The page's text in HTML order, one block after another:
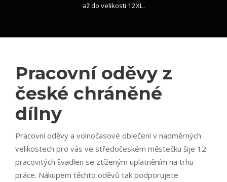
až do velikosti 12XL.
Pracovní oděvy z
české chráněné
dílny
Pracovní oděvy a volnočasové oblečení v nadměrných
velikostech pro vás ve středočeském městečku šije 12
pracovitých švadlen se ztíženým uplatněním na trhu
práce. Nákupem těchto oděvů tak podporujete